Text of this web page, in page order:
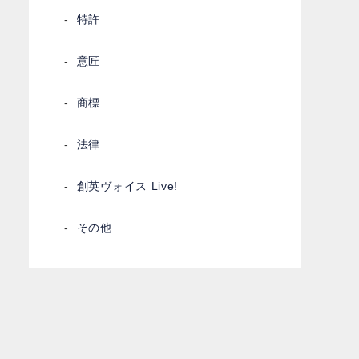
特許
意匠
商標
法律
創英ヴォイス Live!
その他